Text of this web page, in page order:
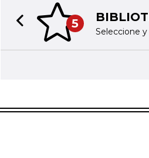
5
Seleccione
Previous slide